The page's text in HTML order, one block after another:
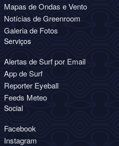
Mapas de Ondas e Vento
Notícias de Greenroom
Galeria de Fotos
Serviços
Alertas de Surf por Email
App de Surf
Reporter Eyeball
Feeds Meteo
Social
Facebook
Instagram